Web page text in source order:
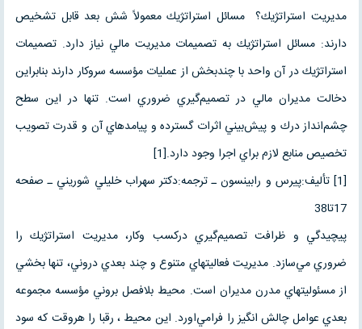
مديريت استراتژيك؟ مسائل استراتژيك معمولاً شش بعد قابل تشخيص
دارند: مسائل استراتژيك به تصميمات مديريت مالي نياز دارد. تصميمات
استراتژيك در آن واحد با چندبخش از عمليات مؤسسه سروكار دارند بنابراين
دخالت مديران مالي در تصميم‌گيري ضروري است. تنها در اين سطح
چشم‌انداز درك و پيش‌بيني اثرات گسترده و پيامدهاي آن و قدرت تصويب
تخصيص منابع لازم براي اجرا وجود دارد.[1]
[1] تأليف:پيرس و رابينسون ـ ترجمه:دكتر سهراب خليلي شوريني ـ صفحه
17تا38
پيچيدگي و ظرافت تصميم‌گيري دركسب وكار، مديريت استراتژيك را
ضروري مي‌سازد. مديريت فعاليتهاي متنوع و چند بعدي دروني، تنها بخشي
از مسئوليتهاي مدرن مديران است. محيط بلافصل بروني مؤسسه مجموعه
بعدي عوامل چالش انگيز را فرامي‌اورد. اين محيط ، رقبا را هروقت كه سود